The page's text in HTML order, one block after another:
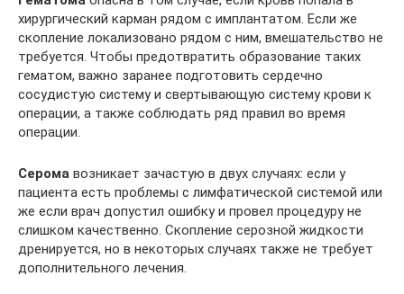
хирургический карман рядом с имплантатом. Если же
скопление локализовано рядом с ним, вмешательство не
требуется. Чтобы предотвратить образование таких
гематом, важно заранее подготовить сердечно
сосудистую систему и свертывающую систему крови к
операции, а также соблюдать ряд правил во время
операции.
Серома возникает зачастую в двух случаях: если у
пациента есть проблемы с лимфатической системой или
же если врач допустил ошибку и провел процедуру не
слишком качественно. Скопление серозной жидкости
дренируется, но в некоторых случаях также не требует
дополнительного лечения.